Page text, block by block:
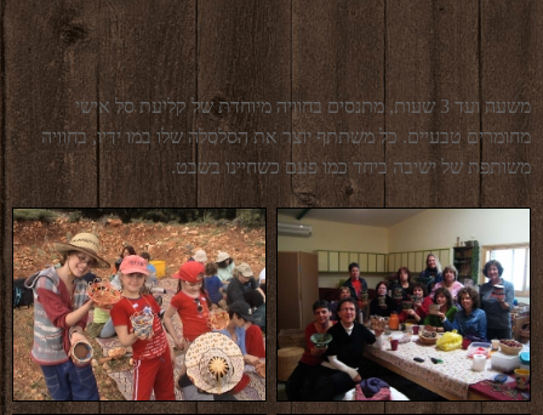
משעה ועד 3 שעות, מתנסים בחוויה מיוחדת של קליעת סל אישי
מחומרים טבעיים. כל משתתף יוצר את הסלסלה שלו במו ידיו, בחוויה
משותפת של ישיבה ביחד כמו פעם כשחיינו בשבט.